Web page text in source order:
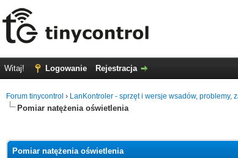
Witaj! Logowanie Rejestracja
Forum tinycontrol › LanKontroler - sprzęt i wersje wsadów, problemy,
Pomiar natężenia oświetlenia
Pomiar natężenia oświetlenia